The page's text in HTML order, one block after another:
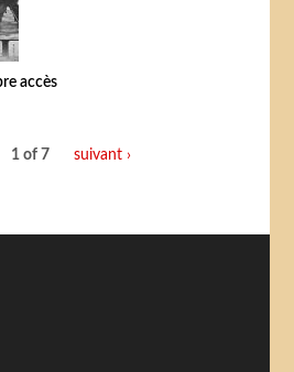
accès
1 of 7
suivant ›